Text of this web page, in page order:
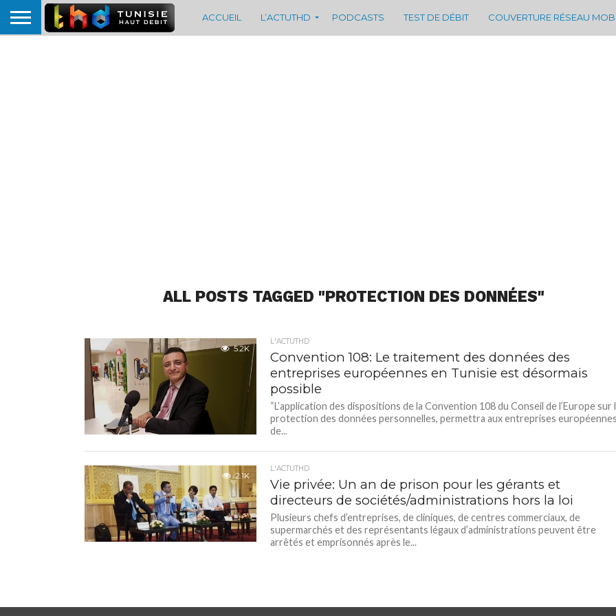
ACCUEIL L’ACTUTHD PODCASTS TEST DE DÉBIT COUVERTURE RÉSEAU
ALL POSTS TAGGED "PROTECTION DES DONNÉES"
5.2K
L'ACTUTHD
Convention 108: Le traitement des données des
entreprises européennes en Tunisie est désormais
possible
“L’application des dispositions de la Convention 108 du Conseil de l’Europe sur
protection des données personnelles, permettra aux entreprises
de...
2.1K
L'ACTUTHD
Vie privée: Un an de prison pour les gérants et
directeurs de sociétés/administrations hors la loi
Plusieurs chefs d’entreprises, de cliniques, de centres commerciaux, de
supermarchés et des représentants légaux d’administrations peuvent être
arrêtés et emprisonnés après le...